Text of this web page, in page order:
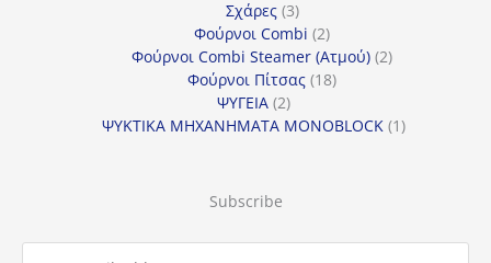
προϊόντα
Σχάρες 33
προϊόντα
Φούρνοι Combi 22
προϊόντα
Φούρνοι Combi Steamer (Ατμού) 22
Φούρνοι Πίτσας 1818
ΨΥΓΕΙΑ 22
προϊόντα
ΨΥΚΤΙΚΑ ΜΗΧΑΝΗΜΑΤΑ MONOBLOCK 11
Subscribe